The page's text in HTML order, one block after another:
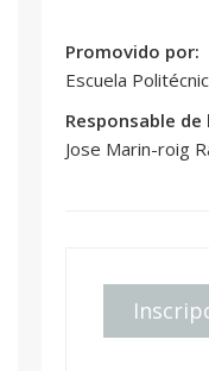
Promovido por:
Escuela
Responsable
Jose Marin-roig